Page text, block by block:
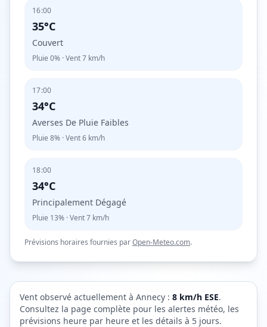
16:00
35°C
Couvert
Pluie 0% · Vent7 km/h
17:00
34°C
Averses De Pluie Faibles
Pluie 8% · Vent6 km/h
18:00
34°C
Principalement Dégagé
Pluie 13% · Vent7 km/h
Prévisions horaires fournies parOpen-Meteo.com.
Vent observé actuellement à Annecy : 8 km/h ESE.
Consultez la page complète pour les alertes météo, les
prévisions heure par heure et les détails à 5 jours.